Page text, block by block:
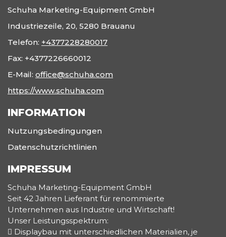
Schuha Marketing-Equipment GmbH
Industriezeile, 20, 5280 Brauanu
Telefon: +4377228280017
Fax: +4377226660012
E-Mail: office@schuha.com
https://www.schuha.com
INFORMATION
Nutzungsbedingungen
Datenschutzrichtlinien
IMPRESSUM
Schuha Marketing-Equipment GmbH
Seit 42 Jahren Lieferant für renommierte
Unternehmen aus Industrie und Wirtschaft!
Unser Leistungsspektrum:
 Displaybau mit unterschiedlichen Materialien, je